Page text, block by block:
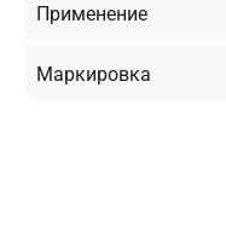
Применение
Маркировка